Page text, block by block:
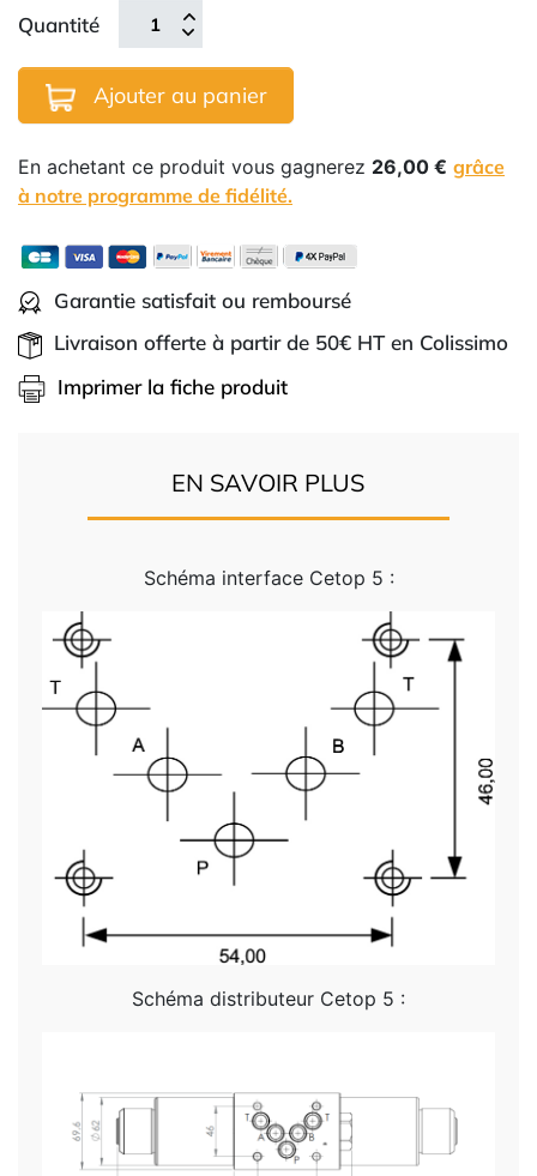
Quantité
Ajouter au panier
En achetant ce produit vous gagnerez 26,00 € grâce
à notre programme de fidélité.
Garantie satisfait ou remboursé
Livraison offerte à partir de 50€ HT en Colissimo
Imprimer la fiche produit
EN SAVOIR PLUS
Schéma interface Cetop 5 :
Schéma distributeur Cetop 5 :